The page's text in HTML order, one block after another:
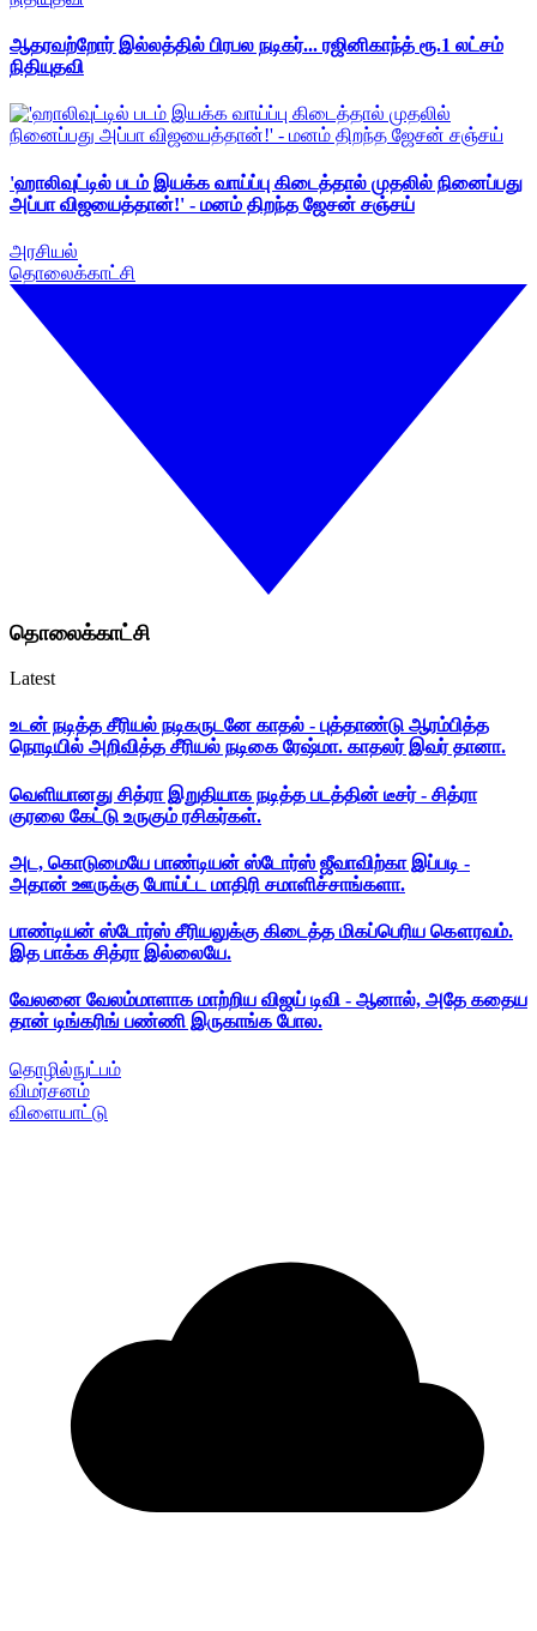
ஆதரவற்றோர் இல்லத்தில் பிரபல நடிகர்... ரஜினிகாந்த் ரூ.1 லட்சம்
நிதியுதவி
'ஹாலிவுட்டில் படம் இயக்க வாய்ப்பு கிடைத்தால் முதலில் நினைப்பது
அப்பா விஜயைத்தான்!' - மனம் திறந்த ஜேசன் சஞ்சய்
அரசியல்
தொலைக்காட்சி
தொலைக்காட்சி
Latest
உடன் நடித்த சீரியல் நடிகருடனே காதல் - புத்தாண்டு ஆரம்பித்த
நொடியில் அறிவித்த சீரியல் நடிகை ரேஷ்மா. காதலர் இவர் தானா.
வெளியானது சித்ரா இறுதியாக நடித்த படத்தின் டீசர் - சித்ரா
குரலை கேட்டு உருகும் ரசிகர்கள்.
அட, கொடுமையே பாண்டியன் ஸ்டோர்ஸ் ஜீவாவிற்கா இப்படி -
அதான் ஊருக்கு போய்ட்ட மாதிரி சமாளிச்சாங்களா.
பாண்டியன் ஸ்டோர்ஸ் சீரியலுக்கு கிடைத்த மிகப்பெரிய கௌரவம்.
இத பாக்க சித்ரா இல்லையே.
வேலனை வேலம்மாளாக மாற்றிய விஜய் டிவி - ஆனால், அதே கதைய
தான் டிங்கரிங் பண்ணி இருகாங்க போல.
தொழில்நுட்பம்
விமர்சனம்
விளையாட்டு